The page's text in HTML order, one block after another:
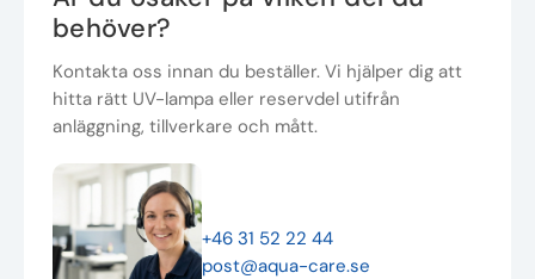
behöver?
Kontakta oss innan du beställer. Vi hjälper dig att
hitta rätt UV-lampa eller reservdel utifrån
anläggning, tillverkare och mått.
+46 31 52 22 44
post@aqua-care.se